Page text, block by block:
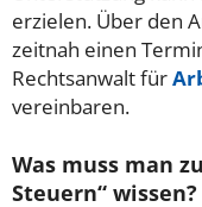
erzielen. Über den
zeitnah einen
Rechtsanwalt für
vereinbaren.
Was muss man
Steuern“ wissen?